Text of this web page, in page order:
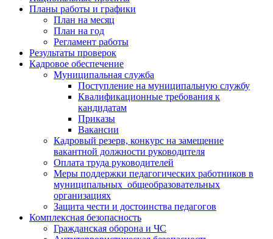
Планы работы и графики
План на месяц
План на год
Регламент работы
Результаты проверок
Кадровое обеспечение
Муниципальная служба
Поступление на муниципальную службу
Квалификационные требования к
кандидатам
Приказы
Вакансии
Кадровый резерв, конкурс на замещение
вакантной должности руководителя
Оплата труда руководителей
Меры поддержки педагогических работников в
муниципальных общеобразовательных
организациях
Защита чести и достоинства педагогов
Комплексная безопасность
Гражданская оборона и ЧС